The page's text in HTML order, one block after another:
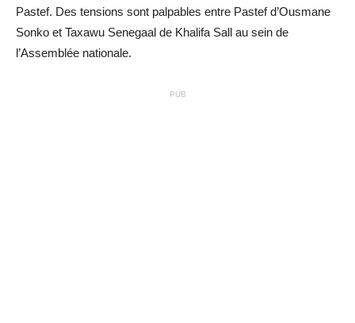
Pastef. Des tensions sont palpables entre Pastef d’Ousmane
Sonko et Taxawu Senegaal de Khalifa Sall au sein de
l’Assemblée nationale.
PUB